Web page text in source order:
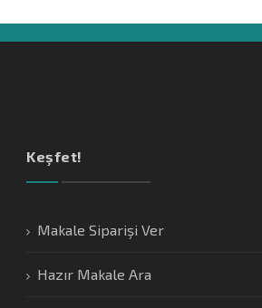
Keşfet!
Makale Siparişi Ver
Hazır Makale Ara